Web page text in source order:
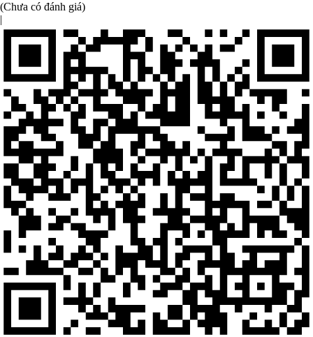
(Chưa có đánh giá)
|